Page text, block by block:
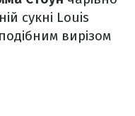
сукні Louis
вирізом